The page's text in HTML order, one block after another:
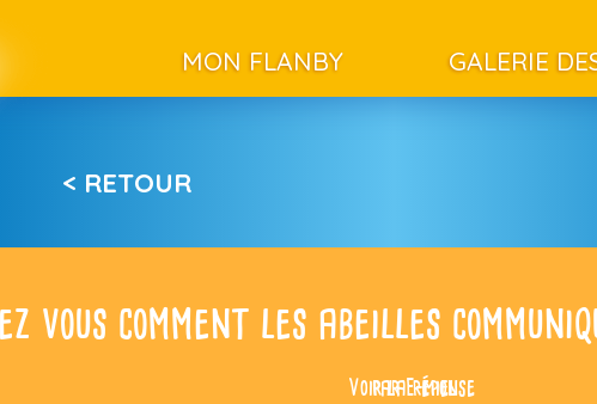
MON FLANBY GALERIE
< RETOUR
vous comment les abeilles
Voir la réponse
par E-miel